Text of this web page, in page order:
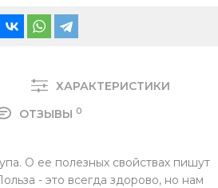
ХАРАКТЕРИСТИКИ
ОТЗЫВЫ 0
О ее полезных свойствах пишут
- это всегда здорово, но нам